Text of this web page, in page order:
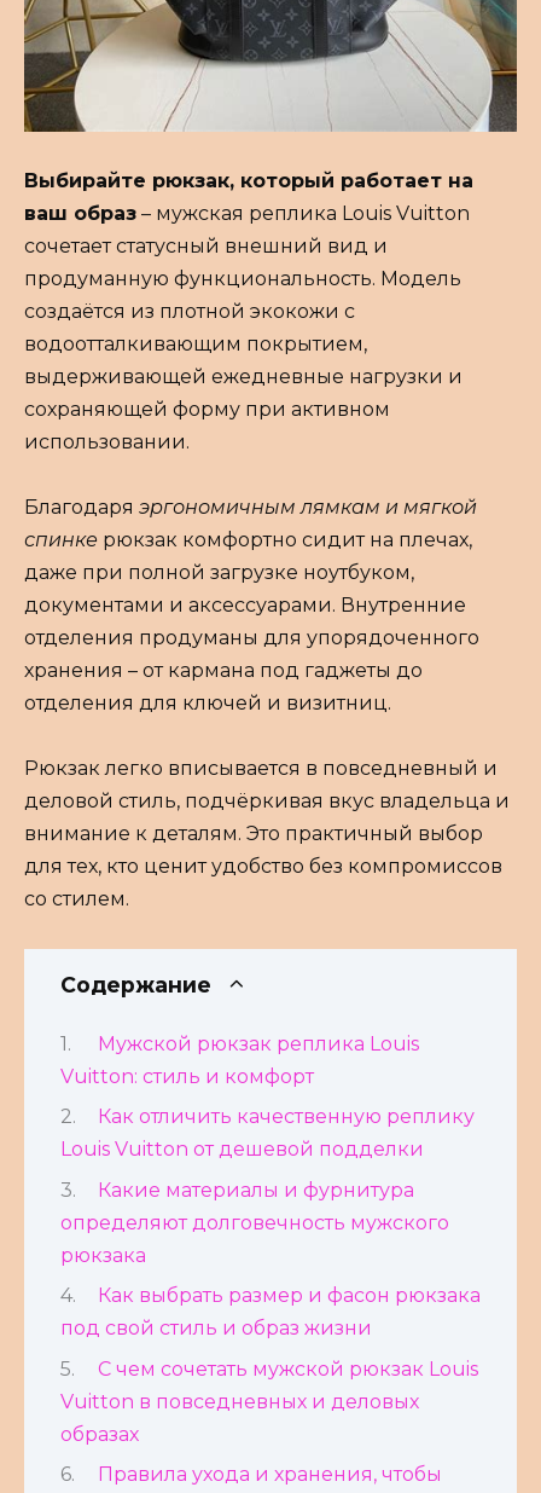
Выбирайте рюкзак, который работает на
ваш образ – мужская реплика Louis Vuitton
сочетает статусный внешний вид и
продуманную функциональность. Модель
создаётся из плотной экокожи с
водоотталкивающим покрытием,
выдерживающей ежедневные нагрузки и
сохраняющей форму при активном
использовании.
Благодаря эргономичным лямкам и мягкой
спинке рюкзак комфортно сидит на плечах,
даже при полной загрузке ноутбуком,
документами и аксессуарами. Внутренние
отделения продуманы для упорядоченного
хранения – от кармана под гаджеты до
отделения для ключей и визитниц.
Рюкзак легко вписывается в повседневный и
деловой стиль, подчёркивая вкус владельца и
внимание к деталям. Это практичный выбор
для тех, кто ценит удобство без компромиссов
со стилем.
Содержание
Мужской рюкзак реплика Louis
Vuitton: стиль и комфорт
Как отличить качественную реплику
Louis Vuitton от дешевой подделки
Какие материалы и фурнитура
определяют долговечность мужского
рюкзака
Как выбрать размер и фасон рюкзака
под свой стиль и образ жизни
С чем сочетать мужской рюкзак Louis
Vuitton в повседневных и деловых
образах
Правила ухода и хранения, чтобы